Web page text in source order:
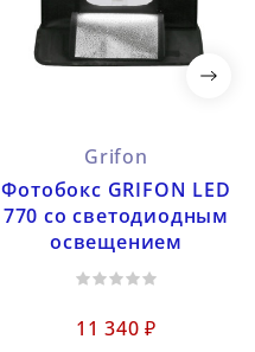
Grifon
Фотобокс GRIFON LED
770 со светодиодным
освещением
11 340 ₽